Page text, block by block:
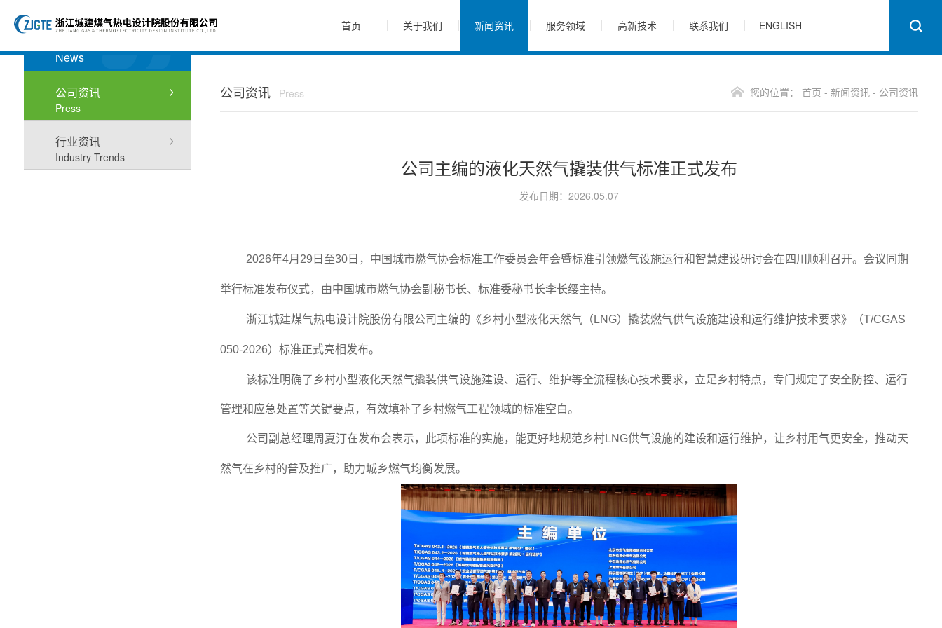
首页 关于我们 新闻资讯 服务领域 高新技术 联系我们 ENGLISH
新闻资讯
News
公司资讯
Press
行业资讯
Industry Trends
公司资讯 Press 您的位置：首页 -新闻资讯- 公司资讯
公司主编的液化天然气撬装供气标准正式发布
发布日期：2026.05.07
2026年4月29日至30日，中国城市燃气协会标准工作委员会年会暨标准引领燃气设施运行和智慧建设研讨会在四川顺利召开。会议同期
举行标准发布仪式，由中国城市燃气协会副秘书长、标准委秘书长李长缨主持。
浙江城建煤气热电设计院股份有限公司主编的《乡村小型液化天然气（LNG）撬装燃气供气设施建设和运行维护技术要求》（T/CGAS
050-2026）标准正式亮相发布。
该标准明确了乡村小型液化天然气撬装供气设施建设、运行、维护等全流程核心技术要求，立足乡村特点，专门规定了安全防控、运行
管理和应急处置等关键要点，有效填补了乡村燃气工程领域的标准空白。
公司副总经理周夏汀在发布会表示，此项标准的实施，能更好地规范乡村LNG供气设施的建设和运行维护，让乡村用气更安全，推动天
然气在乡村的普及推广，助力城乡燃气均衡发展。